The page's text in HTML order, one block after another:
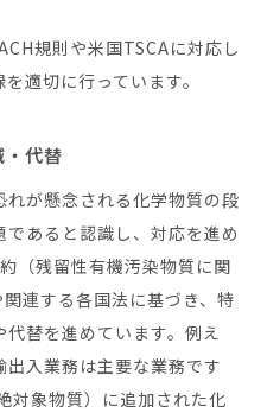
規則や米国TSCAに対応し
適切に行っています。
代替
が懸念される化学物質の段
あると認識し、対応を進め
（残留性有機汚染物質に関
関連する各国法に基づき、特
替を進めています。例え
入業務は主要な業務です
対象物質）に追加された化